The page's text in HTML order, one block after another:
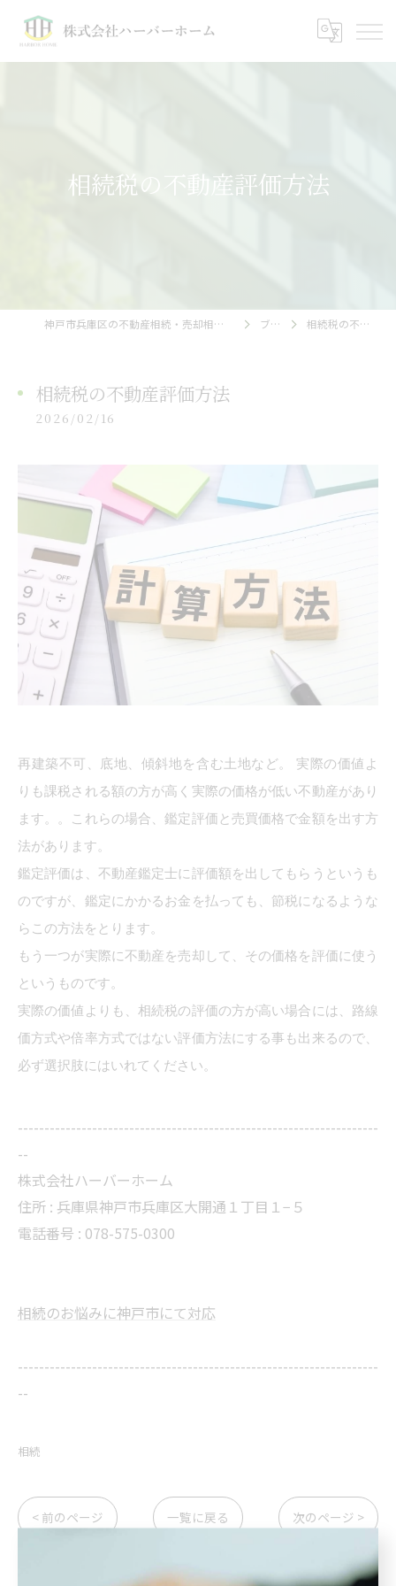
相続税の不動産評価方法
神戸市兵庫区の不動産相続・売却相談｜株式会社ハーバーホーム ブログ 相続税の不動産評価方法
相続税の不動産評価方法
2026/02/16
再建築不可、底地、傾斜地を含む土地など。 実際の価値よ
りも課税される額の方が高く実際の価格が低い不動産があり
ます。。これらの場合、鑑定評価と売買価格で金額を出す方
法があります。
鑑定評価は、不動産鑑定士に評価額を出してもらうというも
のですが、鑑定にかかるお金を払っても、節税になるような
らこの方法をとります。
もう一つが実際に不動産を売却して、その価格を評価に使う
というものです。
実際の価値よりも、相続税の評価の方が高い場合には、路線
価方式や倍率方式ではない評価方法にする事も出来るので、
必ず選択肢にはいれてください。
--------------------------------------------------------------------
--
株式会社ハーバーホーム
住所 : 兵庫県神戸市兵庫区大開通１丁目１−５
電話番号 : 078-575-0300
相続のお悩みに神戸市にて対応
--------------------------------------------------------------------
--
相続
< 前のページ 一覧に戻る 次のページ >